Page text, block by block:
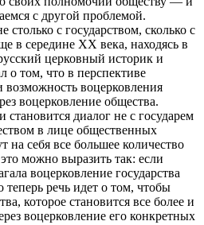
с другой проблемой.
столько с государством, сколько с
в середине XX века, находясь в
церковный историк и
о том, что в перспективе
возможность воцерковления
воцерковление общества.
диалог не с государем
в лице общественных
на себя все большее количество
можно выразить так: если
воцерковление государства
теперь речь идет о том, чтобы
которое становится все более и
воцерковление его конкретных